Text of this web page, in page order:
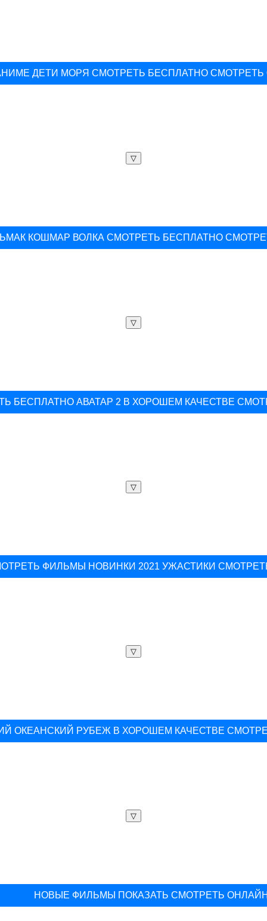
ДЕТИ МОРЯ СМОТРЕТЬ БЕСПЛАТНО СМОТРЕТЬ
▽
КОШМАР ВОЛКА СМОТРЕТЬ БЕСПЛАТНО
▽
БЕСПЛАТНО АВАТАР 2 В ХОРОШЕМ КАЧЕСТВЕ
▽
ФИЛЬМЫ НОВИНКИ 2021 УЖАСТИКИ
▽
ОКЕАНСКИЙ РУБЕЖ В ХОРОШЕМ КАЧЕСТВЕ
▽
НОВЫЕ ФИЛЬМЫ ПОКАЗАТЬ СМОТРЕТЬ ОНЛАЙН